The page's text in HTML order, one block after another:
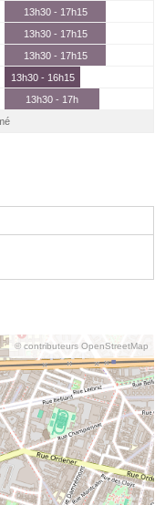
13h30 - 17h15
13h30 - 17h15
13h30 - 17h15
13h30 - 16h15
13h30 - 17h
© contributeurs OpenStreetMap